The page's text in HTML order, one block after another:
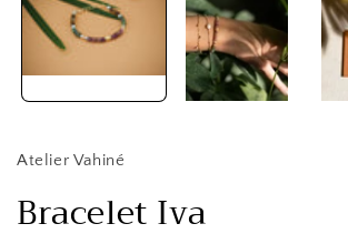
Atelier Vahiné
Bracelet Iva